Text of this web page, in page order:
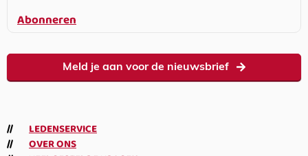
Abonneren
Meld je aan voor de nieuwsbrief
LEDENSERVICE
OVER ONS